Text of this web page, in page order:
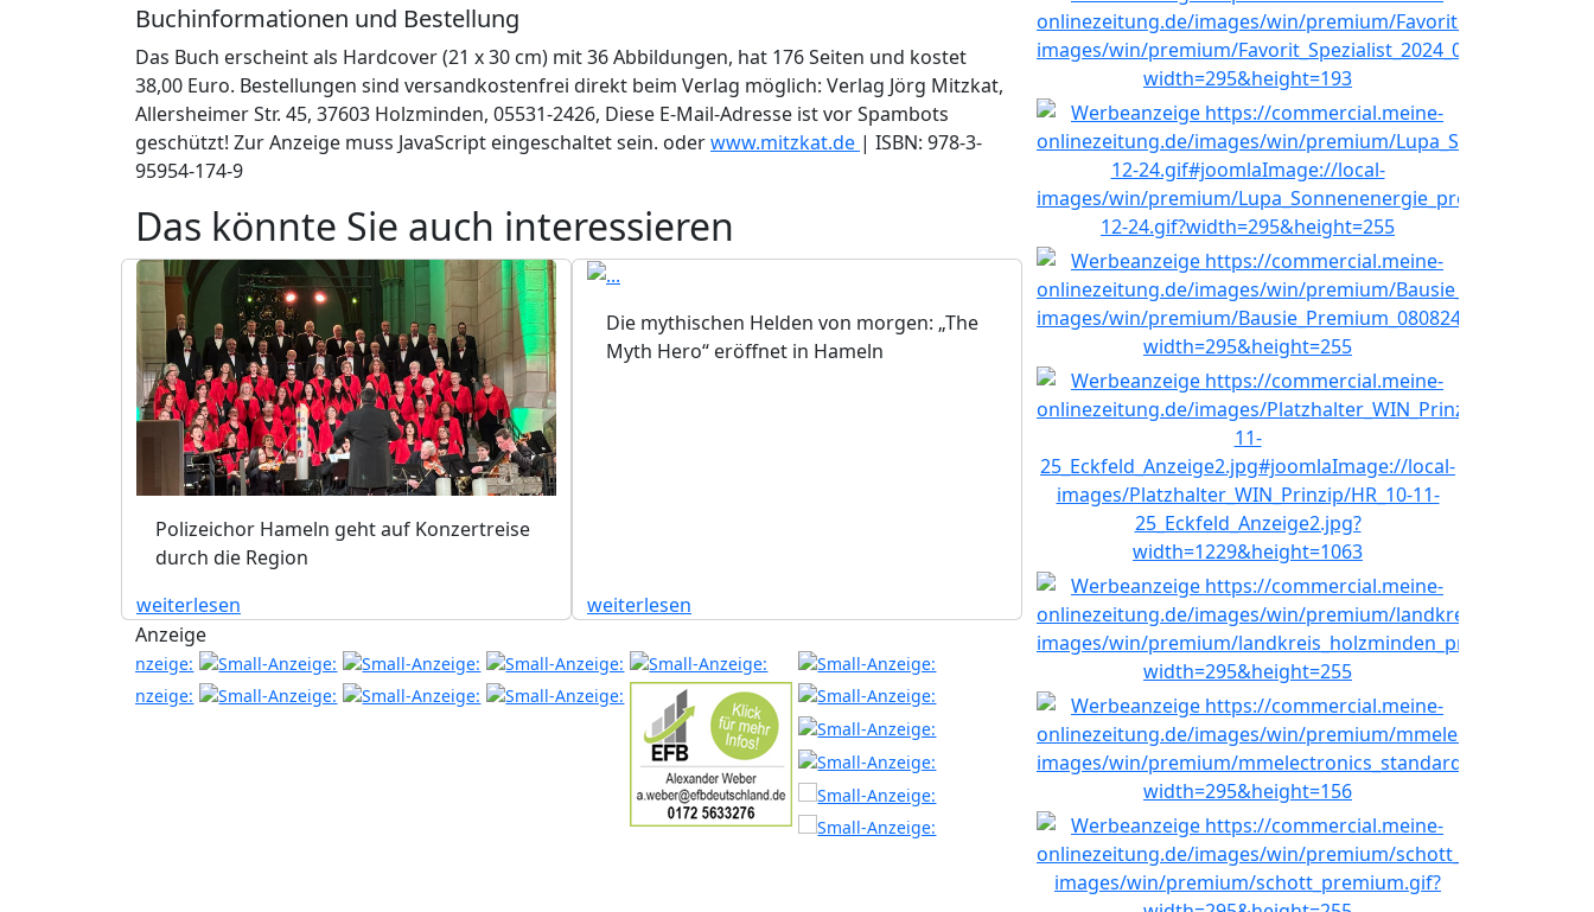
Buchinformationen und Bestellung
Das Buch erscheint als Hardcover (21 x 30 cm) mit 36 Abbildungen, hat 176 Seiten und kostet
38,00 Euro. Bestellungen sind versandkostenfrei direkt beim Verlag möglich: Verlag Jörg Mitzkat,
Allersheimer Str. 45, 37603 Holzminden, 05531-2426, Diese E-Mail-Adresse ist vor Spambots
geschützt! Zur Anzeige muss JavaScript eingeschaltet sein. oderwww.mitzkat.de | ISBN: 978-3-
95954-174-9
Das könnte Sie auch interessieren
Polizeichor Hameln geht auf Konzertreise
durch die Region
weiterlesen
Die mythischen Helden von morgen: „The
Myth Hero“ eröffnet in Hameln
weiterlesen
Anzeige